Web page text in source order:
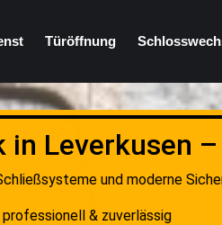
Türöffnung
Leverkusen
und moderne
& zuverlässig